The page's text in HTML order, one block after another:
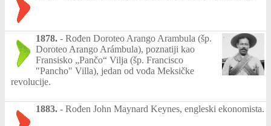
1878. - Rođen Doroteo Arango Arambula (šp.
Doroteo Arango Arámbula), poznatiji kao
Fransisko „Pančo“ Vilja (šp. Francisco
"Pancho" Villa), jedan od vođa Meksičke
revolucije.
1883. - Rođen John Maynard Keynes, engleski ekonomista.